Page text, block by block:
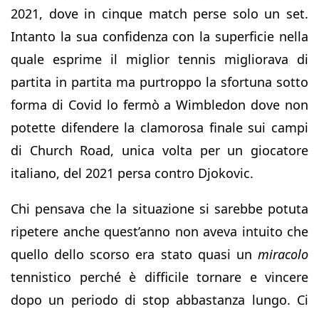
2021, dove in cinque match perse solo un set.
Intanto la sua confidenza con la superficie nella
quale esprime il miglior tennis migliorava di
partita in partita ma purtroppo la sfortuna sotto
forma di Covid lo fermò a Wimbledon dove non
potette difendere la clamorosa finale sui campi
di Church Road, unica volta per un giocatore
italiano, del 2021 persa contro Djokovic.
Chi pensava che la situazione si sarebbe potuta
ripetere anche quest’anno non aveva intuito che
quello dello scorso era stato quasi un miracolo
tennistico perché è difficile tornare e vincere
dopo un periodo di stop abbastanza lungo. Ci